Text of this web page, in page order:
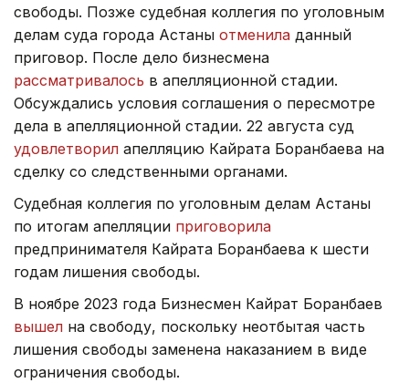
свободы. Позже судебная коллегия по уголовным
делам суда города Астаны отменила данный
приговор. После дело бизнесмена
рассматривалось в апелляционной стадии.
Обсуждались условия соглашения о пересмотре
дела в апелляционной стадии. 22 августа суд
удовлетворил апелляцию Кайрата Боранбаева на
сделку со следственными органами.
Судебная коллегия по уголовным делам Астаны
по итогам апелляции приговорила
предпринимателя Кайрата Боранбаева к шести
годам лишения свободы.
В ноябре 2023 года Бизнесмен Кайрат Боранбаев
вышел на свободу, поскольку неотбытая часть
лишения свободы заменена наказанием в виде
ограничения свободы.